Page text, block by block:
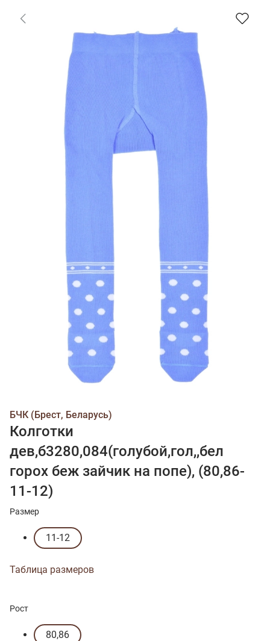
БЧК (Брест, Беларусь)
Колготки
дев,б3280,084(голубой,гол,,бел
горох беж зайчик на попе), (80,86-
11-12)
Размер
11-12
Таблица размеров
Рост
80,86